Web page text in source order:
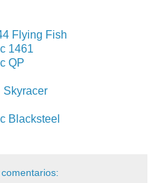
Flying Fish
1461
QP
Skyracer
Blacksteel